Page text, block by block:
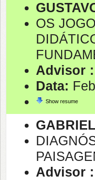
OS
Advisor :
Data:
Show resume
Advisor :